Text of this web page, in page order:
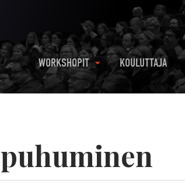
WORKSHOPIT KOULUTTAJA
puhuminen